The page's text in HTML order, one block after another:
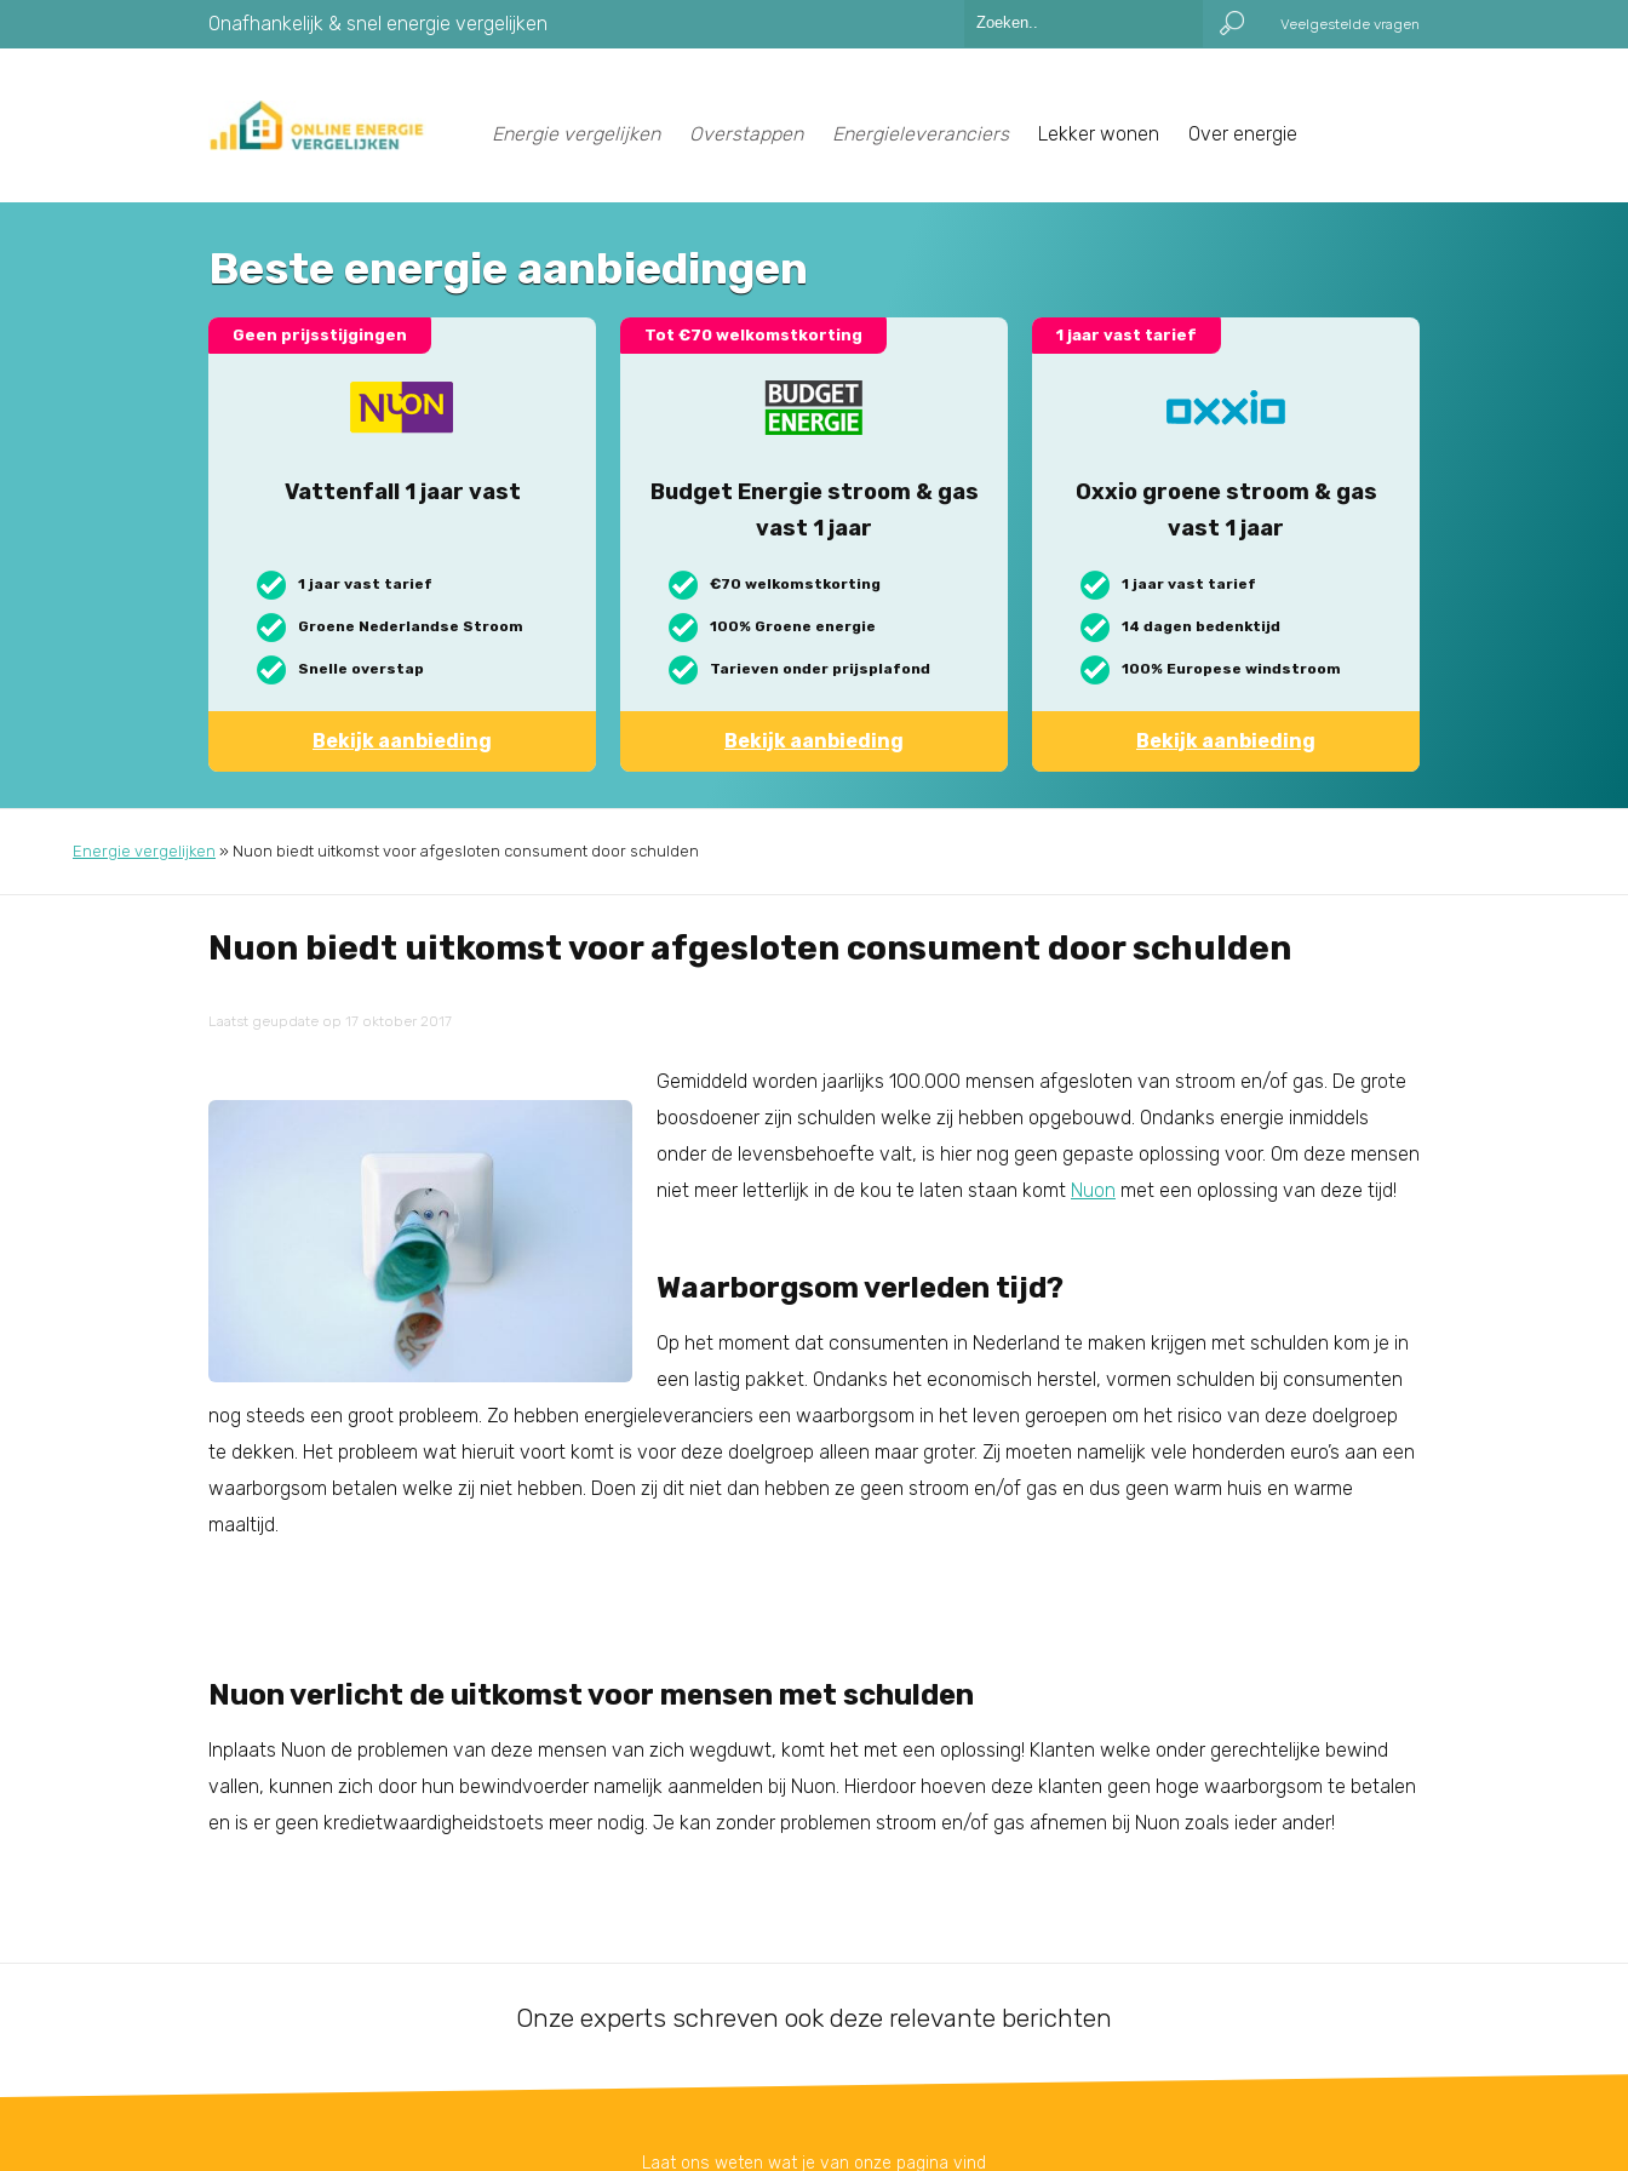
Onafhankelijk & snel energie vergelijken Veelgestelde vragen
Energie vergelijken Overstappen Energieleveranciers Lekker wonen Over energie
Beste energie aanbiedingen
Geen prijsstijgingen
Vattenfall 1 jaar vast
1 jaar vast tarief
Groene Nederlandse Stroom
Snelle overstap
Bekijk aanbieding
Tot €70 welkomstkorting
Budget Energie stroom & gas
vast 1 jaar
€70 welkomstkorting
100% Groene energie
Tarieven onder prijsplafond
Bekijk aanbieding
1 jaar vast tarief
Oxxio groene stroom & gas
vast 1 jaar
1 jaar vast tarief
14 dagen bedenktijd
100% Europese windstroom
Bekijk aanbieding
Energie vergelijken » Nuon biedt uitkomst voor afgesloten consument door schulden
Nuon biedt uitkomst voor afgesloten consument door schulden
Laatst geupdate op 17 oktober 2017
Gemiddeld worden jaarlijks 100.000 mensen afgesloten van stroom en/of gas. De grote
boosdoener zijn schulden welke zij hebben opgebouwd. Ondanks energie inmiddels
onder de levensbehoefte valt, is hier nog geen gepaste oplossing voor. Om deze mensen
niet meer letterlijk in de kou te laten staan komt Nuon met een oplossing van deze tijd!
Waarborgsom verleden tijd?
Op het moment dat consumenten in Nederland te maken krijgen met schulden kom je in
een lastig pakket. Ondanks het economisch herstel, vormen schulden bij consumenten
nog steeds een groot probleem. Zo hebben energieleveranciers een waarborgsom in het leven geroepen om het risico van deze doelgroep
te dekken. Het probleem wat hieruit voort komt is voor deze doelgroep alleen maar groter. Zij moeten namelijk vele honderden euro’s aan een
waarborgsom betalen welke zij niet hebben. Doen zij dit niet dan hebben ze geen stroom en/of gas en dus geen warm huis en warme
maaltijd.
Nuon verlicht de uitkomst voor mensen met schulden
Inplaats Nuon de problemen van deze mensen van zich wegduwt, komt het met een oplossing! Klanten welke onder gerechtelijke bewind
vallen, kunnen zich door hun bewindvoerder namelijk aanmelden bij Nuon. Hierdoor hoeven deze klanten geen hoge waarborgsom te betalen
en is er geen kredietwaardigheidstoets meer nodig. Je kan zonder problemen stroom en/of gas afnemen bij Nuon zoals ieder ander!
Onze experts schreven ook deze relevante berichten
Laat ons weten wat je van onze pagina vind